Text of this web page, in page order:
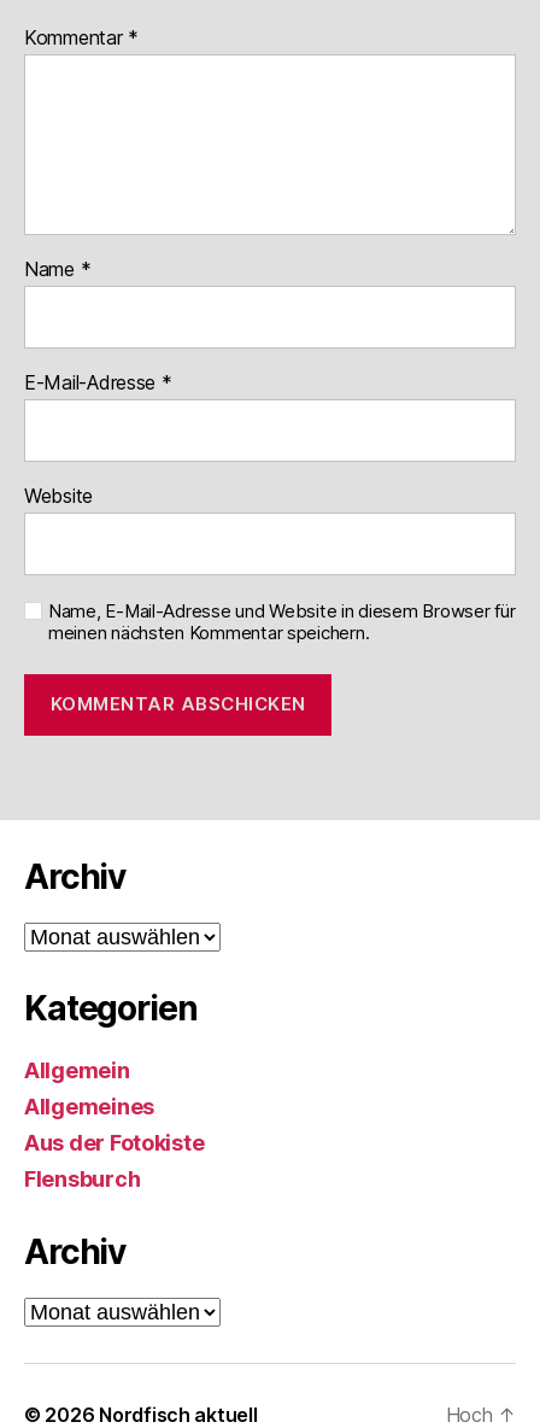
Kommentar *
Name *
E-Mail-Adresse *
Website
Name, E-Mail-Adresse und Website in diesem Browser für
meinen nächsten Kommentar speichern.
Archiv
Archiv
Kategorien
Allgemein
Allgemeines
Aus der Fotokiste
Flensburch
Archiv
Archiv
© 2026 Nordfisch aktuell Hoch ↑